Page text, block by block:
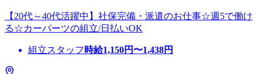
【20代～40代活躍中】社保完備・派遣のお仕事☆週5で働け
る☆カーパーツの組立/日払いOK
組立スタッフ 時給1,150円〜1,438円